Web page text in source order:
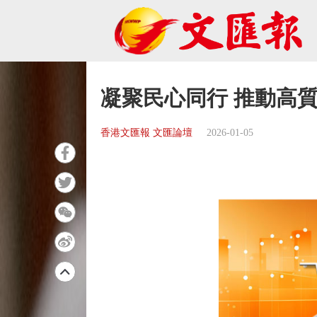
凝聚民心同行 推動高
香港文匯報 文匯論壇 2026-01-05